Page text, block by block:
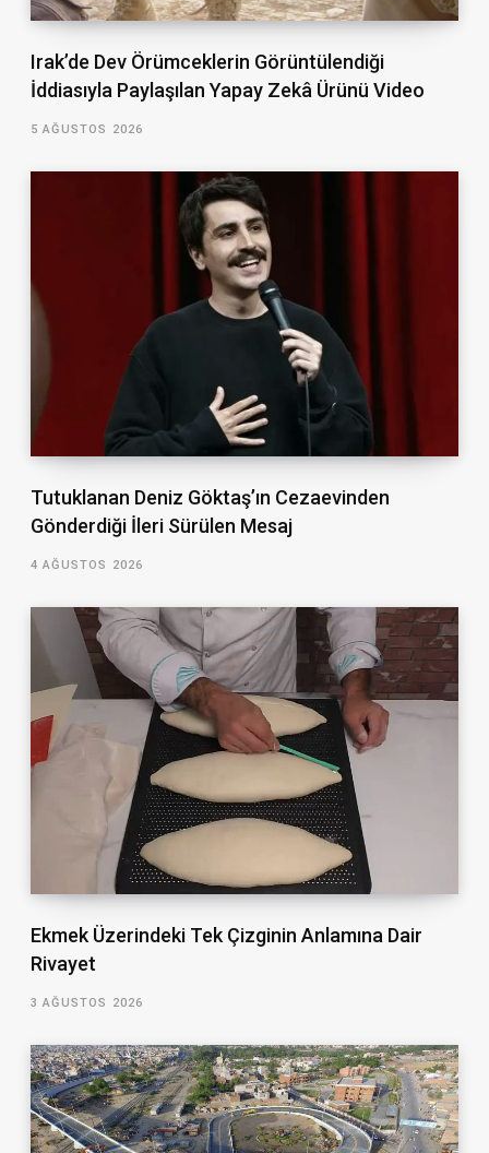
Irak’de Dev Örümceklerin Görüntülendiği
İddiasıyla Paylaşılan Yapay Zekâ Ürünü Video
5 AĞUSTOS 2026
Tutuklanan Deniz Göktaş’ın Cezaevinden
Gönderdiği İleri Sürülen Mesaj
4 AĞUSTOS 2026
Ekmek Üzerindeki Tek Çizginin Anlamına Dair
Rivayet
3 AĞUSTOS 2026